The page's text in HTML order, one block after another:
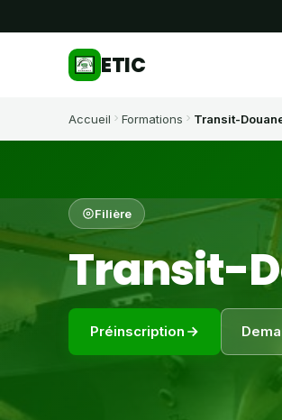
ETIC
Accueil Formations Transit-
Filière
Transit-
Préinscription